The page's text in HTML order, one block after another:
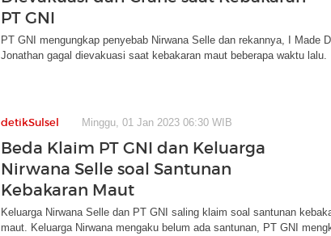
PT GNI
PT GNI mengungkap penyebab Nirwana Selle dan rekannya, I Made
Jonathan gagal dievakuasi saat kebakaran maut beberapa waktu lalu.
detikSulsel Minggu, 01 Jan 2023 06:30 WIB
Beda Klaim PT GNI dan Keluarga
Nirwana Selle soal Santunan
Kebakaran Maut
Keluarga Nirwana Selle dan PT GNI saling klaim soal santunan
maut. Keluarga Nirwana mengaku belum ada santunan, PT GNI